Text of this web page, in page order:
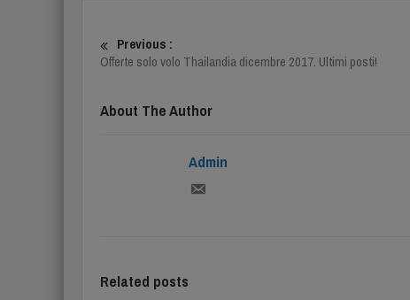
Previous :
Offerte solo volo Thailandia dicembre 2017. Ultimi posti!
About The Author
Admin
Related posts